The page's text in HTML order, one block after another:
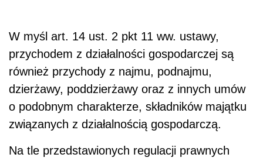
W myśl art. 14 ust. 2 pkt 11 ww. ustawy,
przychodem z działalności gospodarczej są
również przychody z najmu, podnajmu,
dzierżawy, poddzierżawy oraz z innych umów
o podobnym charakterze, składników majątku
związanych z działalnością gospodarczą.
Na tle przedstawionych regulacji prawnych